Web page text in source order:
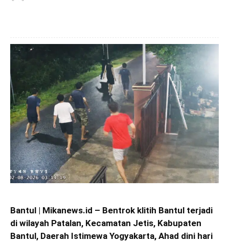
Bantul | Mikanews.id – Bentrok klitih Bantul terjadi
di wilayah Patalan, Kecamatan Jetis, Kabupaten
Bantul, Daerah Istimewa Yogyakarta, Ahad dini hari